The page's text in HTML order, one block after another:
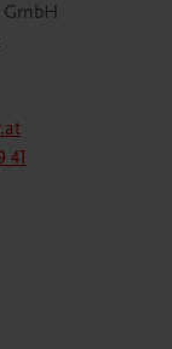
GmbH
41